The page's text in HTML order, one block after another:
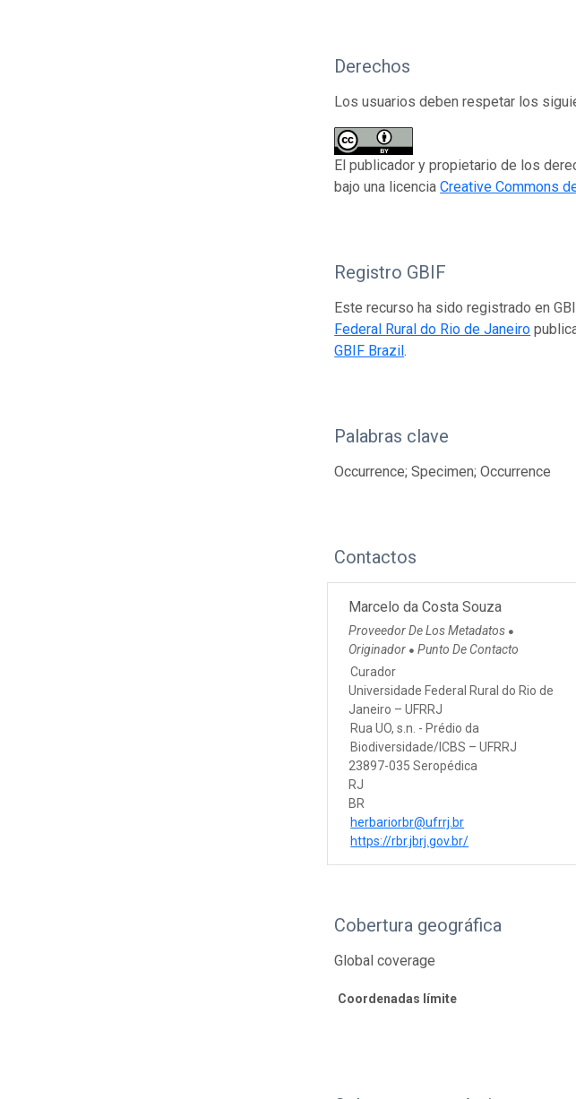
Derechos
Los usuarios deben respetar los
El publicador y propietario de los
bajo una licenciaCreative Commons
Registro GBIF
Este recurso ha sido registrado en
Federal Rural do Rio de Janeiro
GBIF Brazil.
Palabras clave
Occurrence; Specimen; Occurrence
Contactos
Marcelo da Costa Souza
Proveedor De Los Metadatos ●
Originador ● Punto De Contacto
Curador
Universidade Federal Rural do Rio de
Janeiro – UFRRJ
Rua UO, s.n. - Prédio da
Biodiversidade/ICBS – UFRRJ
23897-035 Seropédica
RJ
BR
herbariorbr@ufrrj.br
https://rbr.jbrj.gov.br/
Cobertura geográfica
Global coverage
Coordenadas límite